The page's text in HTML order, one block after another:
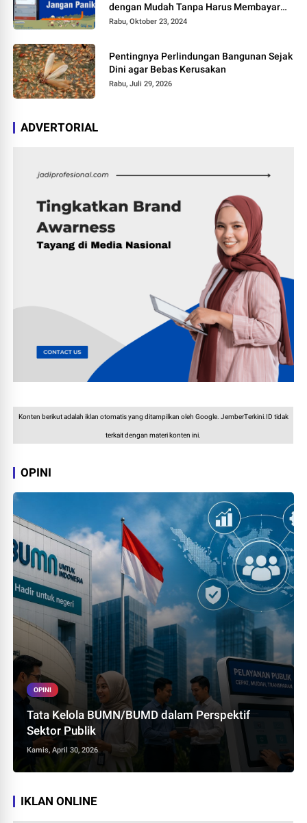
dengan Mudah Tanpa Harus Membayar
Jasa
Rabu, Oktober 23, 2024
Pentingnya Perlindungan Bangunan Sejak
Dini agar Bebas Kerusakan
Rabu, Juli 29, 2026
ADVERTORIAL
Konten berikut adalah iklan otomatis yang ditampilkan oleh Google. JemberTerkini.ID tidak
terkait dengan materi konten ini.
OPINI
OPINI
Tata Kelola BUMN/BUMD dalam Perspektif
Sektor Publik
Kamis, April 30, 2026
IKLAN ONLINE